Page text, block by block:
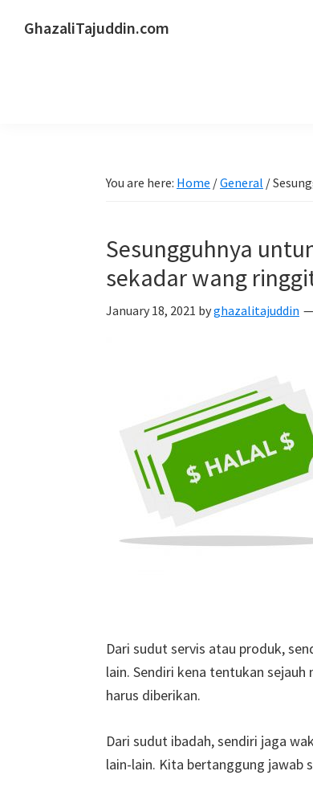
GhazaliTajuddin.com
You are here: Home /General /
Sesungguhnya
sekadar wang
January 18, 2021 byghazalitajuddin
Dari sudut servis atau produk,
lain. Sendiri kena tentukan
harus diberikan.
Dari sudut ibadah, sendiri jaga
lain-lain. Kita bertanggung jawab